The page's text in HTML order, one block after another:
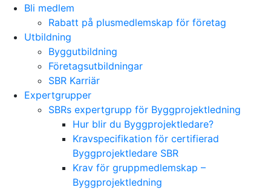
Bli medlem
Rabatt på plusmedlemskap för företag
Utbildning
Byggutbildning
Företagsutbildningar
SBR Karriär
Expertgrupper
SBRs expertgrupp för Byggprojektledning
Hur blir du Byggprojektledare?
Kravspecifikation för certifierad
Byggprojektledare SBR
Krav för gruppmedlemskap –
Byggprojektledning